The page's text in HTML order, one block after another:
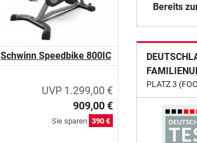
Schwinn Speedbike 800IC
UVP 1.299,00 €
909,00 €
Sie sparen 390 €
Bereits
PLATZ 3